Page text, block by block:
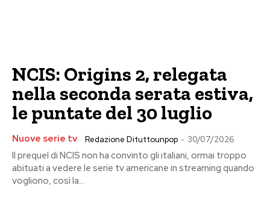
NCIS: Origins 2, relegata
nella seconda serata estiva,
le puntate del 30 luglio
Nuove serie tv Redazione Dituttounpop - 30/07/2026
Il prequel di NCIS non ha convinto gli italiani, ormai troppo
abituati a vedere le serie tv americane in streaming quando
vogliono, così la...